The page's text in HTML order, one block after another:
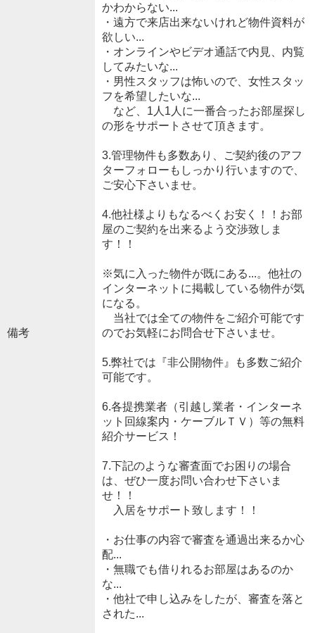
備考
かわからない...
・遠方で来店出来ないけれど物件資料が
欲しい...
・オンラインやビデオ通話で内見、内覧
してみたいな...
・男性スタッフは怖いので、女性スタッ
フを希望したいな...
など、1人1人に一番合ったお部屋探し
の形をサポートさせて頂きます。
3.管理物件も多数あり、ご契約後のアフ
ターフォローもしっかり行いますので、
ご安心下さいませ。
4.他社様よりもなるべくお安く！！お部
屋のご契約を出来るよう交渉致しま
す！！
※気に入った物件が既にある...。他社の
インターネットに掲載している物件が気
になる。
当社では全ての物件をご紹介可能です
のでお気軽にお問合せ下さいませ。
5.弊社では『非公開物件』も多数ご紹介
可能です。
6.各提携業者（引越し業者・インターネ
ット回線案内・ケーブルＴＶ）等の無料
紹介サービス！
7.下記のような審査面でお困りの場合
は、ぜひ一度お問い合わせ下さいま
せ！！
入居をサポート致します！！
・お仕事の内容で審査を通過出来るか心
配...
・無職でも借りれるお部屋はあるのか
な...
・他社で申し込みをしたが、審査を落と
された...